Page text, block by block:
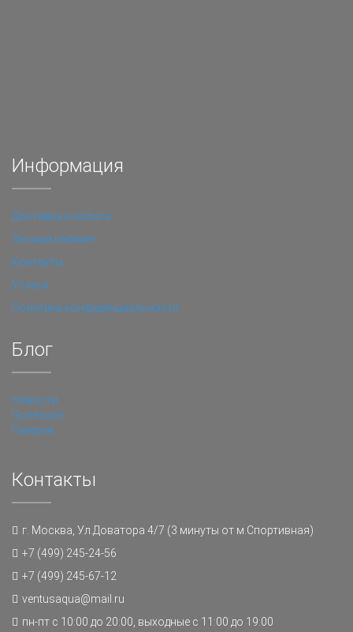
Информация
Доставка и оплата
Личный кабинет
Контакты
Услуги
Политика конфиденциальности
Блог
Новости
Полезное
Галерея
Контакты
г. Москва, Ул.Доватора 4/7 (3 минуты от м.Спортивная)
+7 (499) 245-24-56
+7 (499) 245-67-12
ventusaqua@mail.ru
пн-пт с 10:00 до 20:00, выходные с 11:00 до 19:00